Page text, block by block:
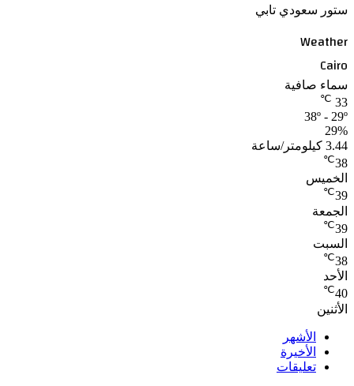
ستور سعودي تابي
Weather
Cairo
سماء صافية
33
℃
38º - 29º
29%
3.44 كيلومتر/ساعة
38
℃
الخميس
39
℃
الجمعة
39
℃
السبت
38
℃
الأحد
40
℃
الأثنين
الأشهر
الأخيرة
تعليقات